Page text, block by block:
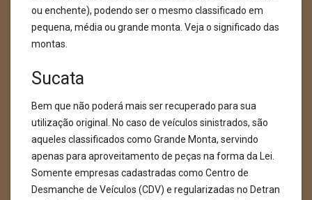
ou enchente), podendo ser o mesmo classificado em
pequena, média ou grande monta. Veja o significado das
montas.
Sucata
Bem que não poderá mais ser recuperado para sua
utilização original. No caso de veículos sinistrados, são
aqueles classificados como Grande Monta, servindo
apenas para aproveitamento de peças na forma da Lei.
Somente empresas cadastradas como Centro de
Desmanche de Veículos (CDV) e regularizadas no Detran